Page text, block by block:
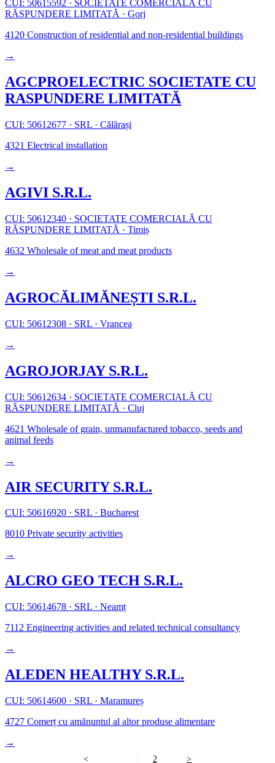
CUI: 50615592 · SOCIETATE COMERCIALĂ CU
RĂSPUNDERE LIMITATĂ · Gorj
4120 Construction of residential and non-residential buildings
→
AGCPROELECTRIC SOCIETATE CU
RASPUNDERE LIMITATĂ
CUI: 50612677 · SRL · Călărași
4321 Electrical installation
→
AGIVI S.R.L.
CUI: 50612340 · SOCIETATE COMERCIALĂ CU
RĂSPUNDERE LIMITATĂ · Timiș
4632 Wholesale of meat and meat products
→
AGROCĂLIMĂNEȘTI S.R.L.
CUI: 50612308 · SRL · Vrancea
→
AGROJORJAY S.R.L.
CUI: 50612634 · SOCIETATE COMERCIALĂ CU
RĂSPUNDERE LIMITATĂ · Cluj
4621 Wholesale of grain, unmanufactured tobacco, seeds and
animal feeds
→
AIR SECURITY S.R.L.
CUI: 50616920 · SRL · Bucharest
8010 Private security activities
→
ALCRO GEO TECH S.R.L.
CUI: 50614678 · SRL · Neamț
7112 Engineering activities and related technical consultancy
→
ALEDEN HEALTHY S.R.L.
CUI: 50614600 · SRL · Maramureș
4727 Comerț cu amănuntul al altor produse alimentare
→
< 2 >